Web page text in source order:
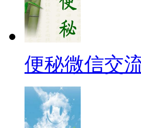
便秘微信交